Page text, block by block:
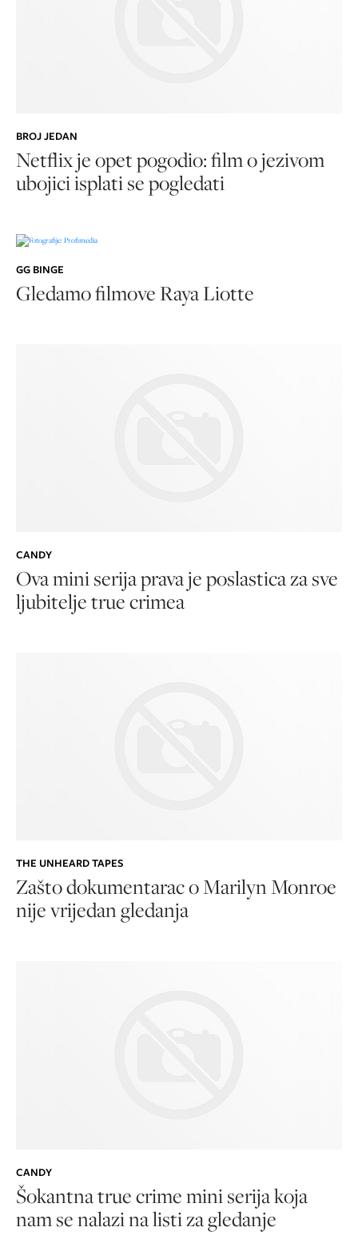
BROJ JEDAN
Netflix je opet pogodio: film o jezivom
ubojici isplati se pogledati
GG BINGE
Gledamo filmove Raya Liotte
CANDY
Ova mini serija prava je poslastica za sve
ljubitelje true crimea
THE UNHEARD TAPES
Zašto dokumentarac o Marilyn Monroe
nije vrijedan gledanja
CANDY
Šokantna true crime mini serija koja
nam se nalazi na listi za gledanje